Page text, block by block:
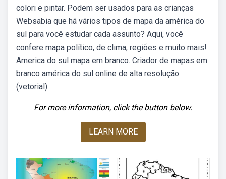
colori e pintar. Podem ser usados para as crianças
Websabia que há vários tipos de mapa da américa do
sul para você estudar cada assunto? Aqui, você
confere mapa político, de clima, regiões e muito mais!
America do sul mapa em branco. Criador de mapas em
branco américa do sul online de alta resolução
(vetorial).
For more information, click the button below.
LEARN MORE